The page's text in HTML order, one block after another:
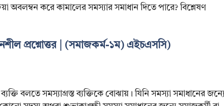
অবলম্বন করে কামালের সমস্যার সমাধান দিতে পারে? বিশ্লেষণ
প্রশ্নোত্তর | (সমাজকর্ম-১ম) এইচএসসি)
বলতে সমস্যাগ্রস্ত ব্যক্তিকে বোঝায়। যিনি সমস্যা সমাধানের